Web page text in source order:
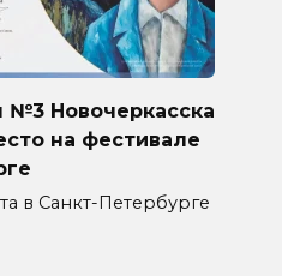
Новочеркасска
на фестивале
в Санкт-Петербурге